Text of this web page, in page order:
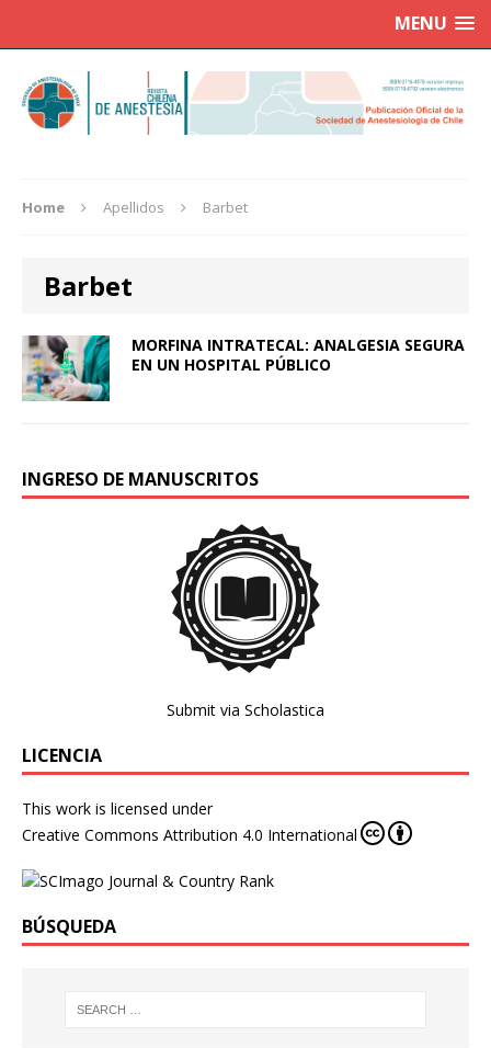
MENU
Home Apellidos Barbet
Barbet
MORFINA INTRATECAL: ANALGESIA SEGURA
EN UN HOSPITAL PÚBLICO
INGRESO DE MANUSCRITOS
Submit via Scholastica
LICENCIA
This work is licensed under
Creative Commons Attribution 4.0 International
BÚSQUEDA